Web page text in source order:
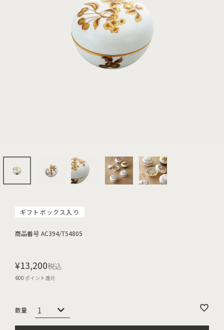
ギフトボックス入り
商品番号 AC394/T54805
¥13,200税込
600ポイント還元